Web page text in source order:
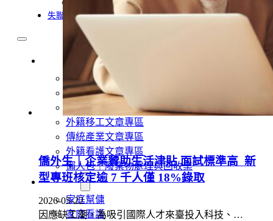
歷年評鑑成績
失聯協尋
移工新聞
最新消息
營造業移工重點新聞
旅宿業專題報導
外籍移工文章專區
傳統產業文章專區
外籍看護文章專區
懶人包｜廢棄物處理與回收業
申請專區
家庭幫傭
家庭看護
僑外生｜企業贊助生活津貼 面試標準高 新
型專班核定逾 7 千人僅 18%錄取
2026-05-22
因應缺工潮，為吸引國際人才來臺投入科技、…